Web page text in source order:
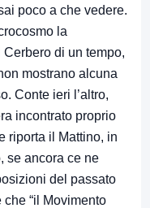
poco a che vedere.
la
di un tempo,
mostrano alcuna
Conte ieri l’altro,
incontrato proprio
riporta il Mattino, in
se ancora ce ne
del passato
che “il Movimento